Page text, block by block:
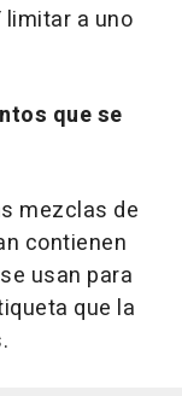
limitar a uno
que se
mezclas de
contienen
usan para
que la